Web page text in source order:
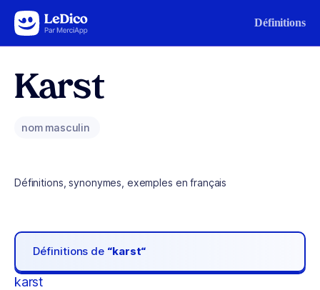
Aller au contenu Définitions
Karst
nom masculin
Définitions, synonymes, exemples en français
Définitions de “karst“
karst